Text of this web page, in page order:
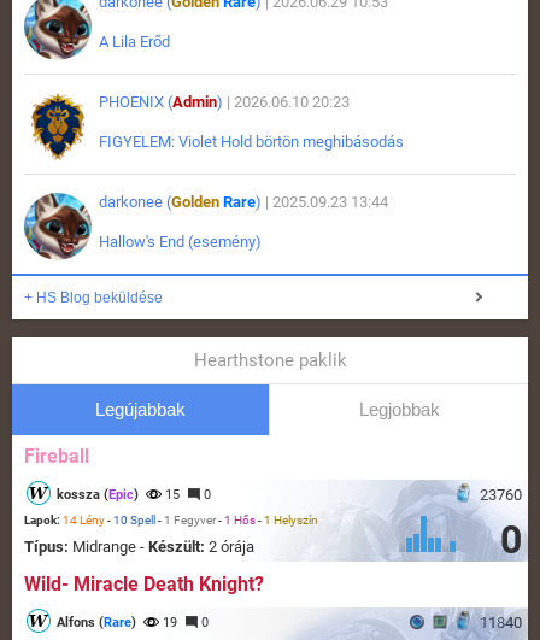
A Lila Erőd
PHOENIX (Admin) | 2026.06.10 20:23
FIGYELEM: Violet Hold börtön meghibásodás
darkonee (Golden Rare) | 2025.09.23 13:44
Hallow's End (esemény)
+ HS Blog beküldése
Hearthstone paklik
Legújabbak Legjobbak
Fireball
23760
kossza (Epic) 15 0
Lapok: 14 Lény-10 Spell - 1 Fegyver-1 Hős-1 Helyszín
Típus: Midrange - Készült: 2 órája 0
Wild- Miracle Death Knight?
11840
Alfons (Rare) 19 0